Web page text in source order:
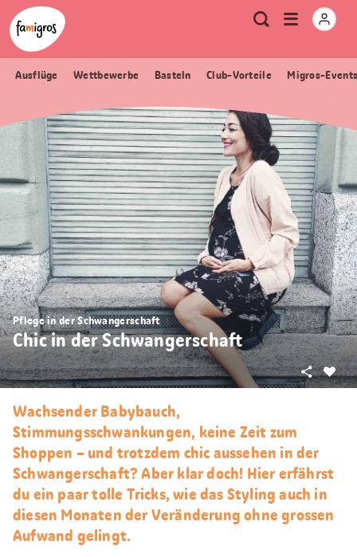
Sprungmarken
Navigation
Header
Logo
Meta
Navigation
Suche
Menu
öffnen
Ausflüge Wettbewerbe Basteln Club-Vorteile Migros-
Pflege in der Schwangerschaft
Chic in der Schwangerschaft
Als
Teilen
Wachsender Babybauch,
Stimmungsschwankungen, keine Zeit zum
Shoppen – und trotzdem chic aussehen in der
Schwangerschaft? Aber klar doch! Hier erfährst
du ein paar tolle Tricks, wie das Styling auch in
diesen Monaten der Veränderung ohne grossen
Aufwand gelingt.